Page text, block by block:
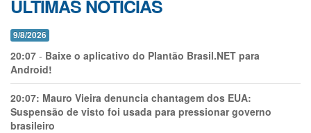
ÚLTIMAS NOTÍCIAS
9/8/2026
20:07 - Baixe o aplicativo do Plantão Brasil.NET para
Android!
20:07: Mauro Vieira denuncia chantagem dos EUA:
Suspensão de visto foi usada para pressionar governo
brasileiro